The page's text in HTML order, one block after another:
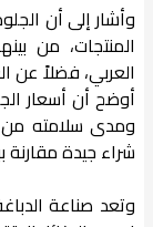
وأشار إلى أن
المنتجات، من
العربي، فضلاً عن
أوضح أن أسعار
ومدى سلامته
شراء جيدة مقارنة
وتعد صناعة